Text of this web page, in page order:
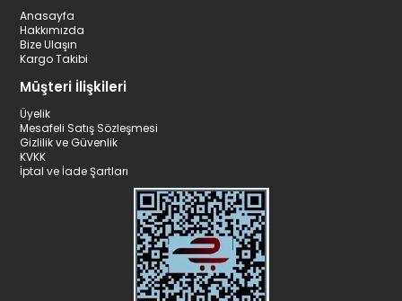
Anasayfa
Hakkımızda
Bize Ulaşın
Kargo Takibi
Müşteri İlişkileri
Üyelik
Mesafeli Satış Sözleşmesi
Gizlilik ve Güvenlik
KVKK
İptal ve İade Şartları